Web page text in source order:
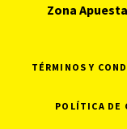
Zona
TÉRMINOS Y
POLÍTICA DE